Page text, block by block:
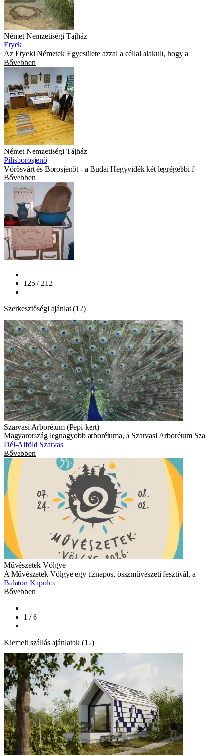
Német Nemzetiségi Tájház
Etyek
Az Etyeki Németek Egyesülete azzal a céllal alakult, hogy a
Bővebben
Német Nemzetiségi Tájház
Pilisborosjenő
Vörösvárt és Borosjenőt - a Budai Hegyvidék két legrégebbi f
Bővebben
125 / 212
Szerkesztőségi ajánlat (12)
Szarvasi Arborétum (Pepi-kert)
Magyarország legnagyobb arborétuma, a Szarvasi Arborétum Sza
Dél-Alföld Szarvas
Bővebben
Művészetek Völgye
A Művészetek Völgye egy tíznapos, összművészeti fesztivál, a
Balaton Kapolcs
Bővebben
1 / 6
Kiemelt szállás ajánlatok (12)